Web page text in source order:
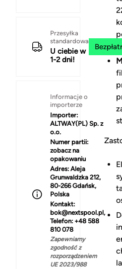
Przesyłka
standardowa
U ciebie w
1-2 dni!
Informacje o
importerze
Importer:
ALTWAY(PL) Sp. z
o.o.
Numer partii:
zobacz na
opakowaniu
Adres: Aleja
Grunwaldzka 212,
80-266 Gdańsk,
Polska
Kontakt:
bok@nextspool.pl,
Telefon: +48 588
810 078
Zapewniamy
zgodność z
rozporządzeniem
UE 2023/988